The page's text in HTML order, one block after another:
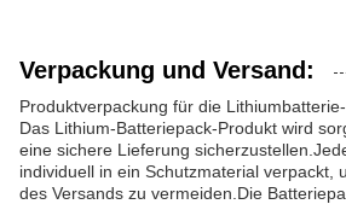
Verpackung und Versand:
Produktverpackung für die
Das Lithium-Batteriepack-Produkt wird
eine sichere Lieferung
individuell in ein Schutzmaterial verpackt,
des Versands zu vermeiden.Die